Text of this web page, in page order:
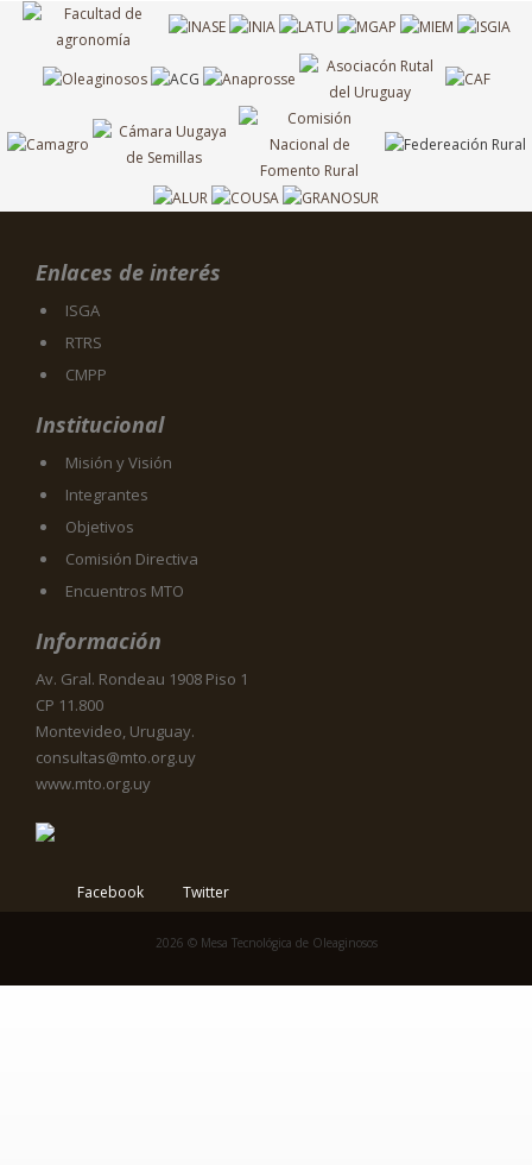
Enlaces de interés
ISGA
RTRS
CMPP
Institucional
Misión y Visión
Integrantes
Objetivos
Comisión Directiva
Encuentros MTO
Información
Av. Gral. Rondeau 1908 Piso 1
CP 11.800
Montevideo, Uruguay.
consultas@mto.org.uy
www.mto.org.uy
Facebook Twitter
2026 © Mesa Tecnológica de Oleaginosos